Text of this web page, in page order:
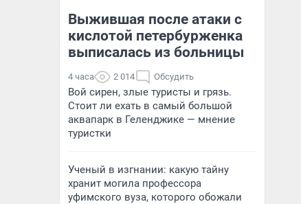
того
Екатерина Литкевич
Выжившая после атаки с
кислотой петербурженка
выписалась из больницы
4 часа 2 014 Обсудить
Вой сирен, злые туристы и грязь.
Стоит ли ехать в самый большой
аквапарк в Геленджике — мнение
туристки
Ученый в изгнании: какую тайну
хранит могила профессора
уфимского вуза, которого обожали